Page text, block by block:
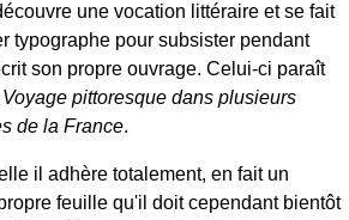
une vocation littéraire et se fait
typographe pour subsister pendant
son propre ouvrage. Celui-ci paraît
Voyage pittoresque dans plusieurs
de la France.
il adhère totalement, en fait un
feuille qu'il doit cependant bientôt